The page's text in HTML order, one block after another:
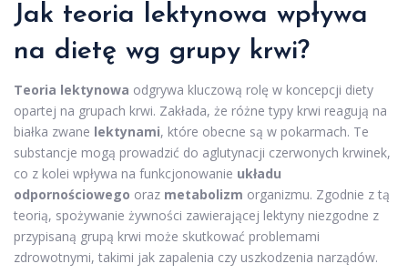
Jak teoria lektynowa wpływa
na dietę wg grupy krwi?
Teoria lektynowa odgrywa kluczową rolę w koncepcji diety
opartej na grupach krwi. Zakłada, że różne typy krwi reagują na
białka zwane lektynami, które obecne są w pokarmach. Te
substancje mogą prowadzić do aglutynacji czerwonych krwinek,
co z kolei wpływa na funkcjonowanie układu
odpornościowego oraz metabolizm organizmu. Zgodnie z tą
teorią, spożywanie żywności zawierającej lektyny niezgodne z
przypisaną grupą krwi może skutkować problemami
zdrowotnymi, takimi jak zapalenia czy uszkodzenia narządów.